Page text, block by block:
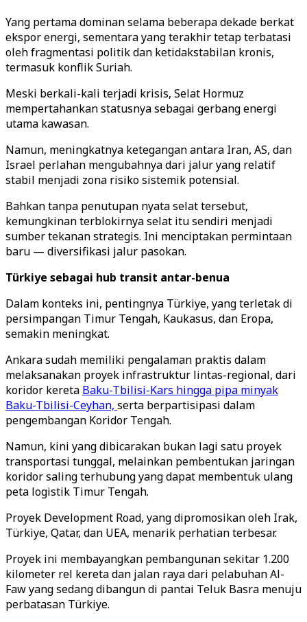
Yang pertama dominan selama beberapa dekade berkat
ekspor energi, sementara yang terakhir tetap terbatasi
oleh fragmentasi politik dan ketidakstabilan kronis,
termasuk konflik Suriah.
Meski berkali-kali terjadi krisis, Selat Hormuz
mempertahankan statusnya sebagai gerbang energi
utama kawasan.
Namun, meningkatnya ketegangan antara Iran, AS, dan
Israel perlahan mengubahnya dari jalur yang relatif
stabil menjadi zona risiko sistemik potensial.
Bahkan tanpa penutupan nyata selat tersebut,
kemungkinan terblokirnya selat itu sendiri menjadi
sumber tekanan strategis. Ini menciptakan permintaan
baru — diversifikasi jalur pasokan.
Türkiye sebagai hub transit antar-benua
Dalam konteks ini, pentingnya Türkiye, yang terletak di
persimpangan Timur Tengah, Kaukasus, dan Eropa,
semakin meningkat.
Ankara sudah memiliki pengalaman praktis dalam
melaksanakan proyek infrastruktur lintas-regional, dari
koridor kereta Baku-Tbilisi-Kars hingga pipa minyak
Baku-Tbilisi-Ceyhan, serta berpartisipasi dalam
pengembangan Koridor Tengah.
Namun, kini yang dibicarakan bukan lagi satu proyek
transportasi tunggal, melainkan pembentukan jaringan
koridor saling terhubung yang dapat membentuk ulang
peta logistik Timur Tengah.
Proyek Development Road, yang dipromosikan oleh Irak,
Türkiye, Qatar, dan UEA, menarik perhatian terbesar.
Proyek ini membayangkan pembangunan sekitar 1.200
kilometer rel kereta dan jalan raya dari pelabuhan Al-
Faw yang sedang dibangun di pantai Teluk Basra menuju
perbatasan Türkiye.